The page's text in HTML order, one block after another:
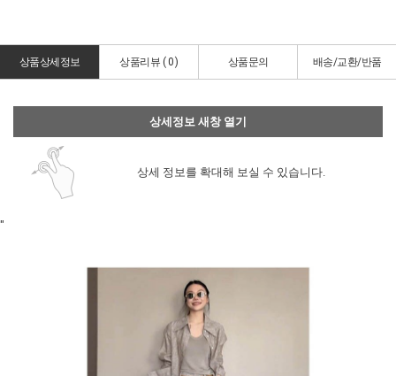
상품상세정보 상품리뷰 ( 0) 상품문의 배송/교환/반품
상세정보 새창 열기
상세 정보를 확대해 보실 수 있습니다.
"